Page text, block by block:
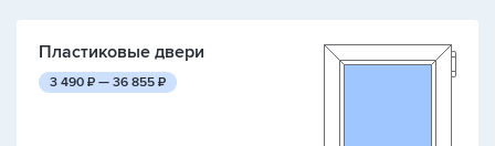
Пластиковые двери
3 490 руб.
₽ — 36 855 руб.
₽